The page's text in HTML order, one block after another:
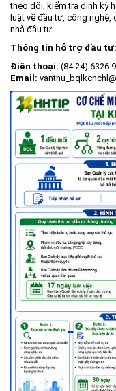
theo dõi, kiểm tra định kỳ
luật về đầu tư, công
nhà đầu tư.
Thông tin hỗ trợ đầu tư:
Điện thoại: (84 24) 6326
Email: